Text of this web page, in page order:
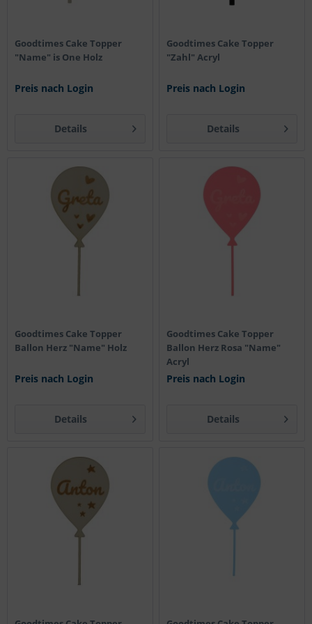
Goodtimes Cake Topper
"Name" is One Holz
Preis nach Login
Details
Goodtimes Cake Topper
"Zahl" Acryl
Preis nach Login
Details
Goodtimes Cake Topper
Ballon Herz "Name" Holz
Preis nach Login
Details
Goodtimes Cake Topper
Ballon Herz Rosa "Name"
Acryl
Preis nach Login
Details